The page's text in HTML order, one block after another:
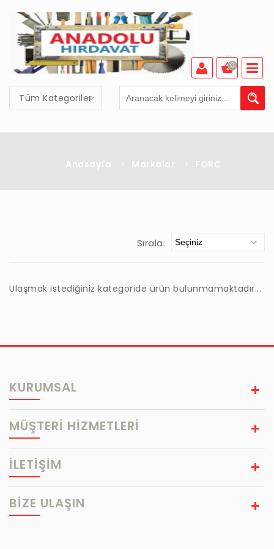
Tüm Kategoriler
0
Anasayfa > Markalar > FORC
Sırala:
Ulaşmak istediğiniz kategoride ürün bulunmamaktadır...
KURUMSAL
MÜŞTERİ HİZMETLERİ
İLETİŞİM
BIZE ULAŞIN